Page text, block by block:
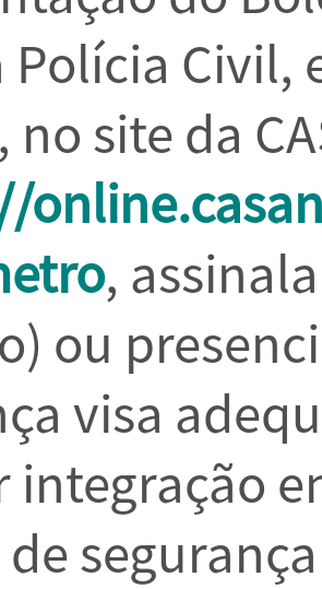
Civil,
site da
,
ou
visa
integração